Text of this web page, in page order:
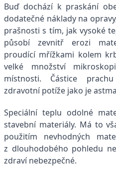
Buď dochází k praskání
dodatečné náklady na
prašnosti s tím, jak vysoké
působí zevnitř erozi
proudící mřížkami kolem
velké množství
místnosti. Částice
zdravotní potíže jako je
Speciální teplu odolné
stavební materiály. Má to
použitím nevhodných
z dlouhodobého pohledu
zdraví nebezpečné.